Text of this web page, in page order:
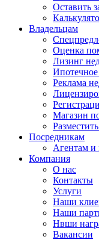
Оставить
Владельцам
Оценка
Лизинг
Реклама
Магазин
Посредникам
Агентам и
Компания
О нас
Контакты
Услуги
Наши
Наши
Нвши
Вакансии